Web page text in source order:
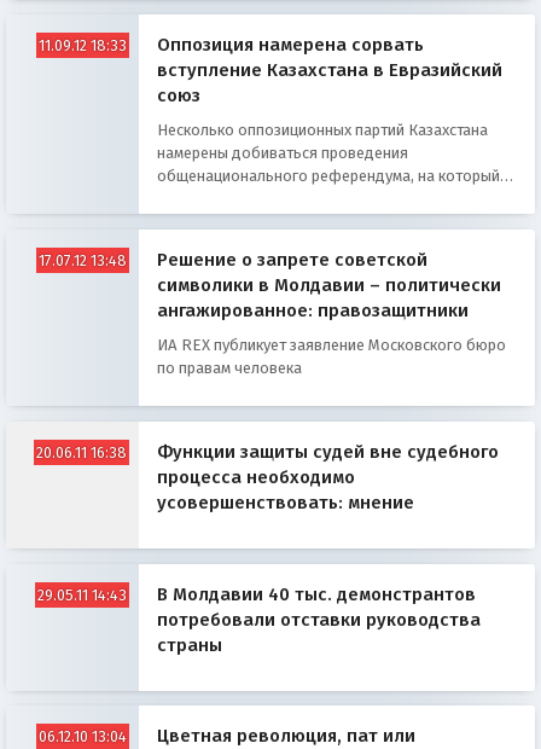
11.09.12 18:33
Оппозиция намерена сорвать
вступление Казахстана в Евразийский
союз
Несколько оппозиционных партий Казахстана
намерены добиваться проведения
общенационального референдума, на который
17.07.12 13:48
Решение о запрете советской
символики в Молдавии – политически
ангажированное: правозащитники
ИА REX публикует заявление Московского бюро
по правам человека
20.06.11 16:38
Функции защиты судей вне судебного
процесса необходимо
усовершенствовать: мнение
29.05.11 14:43
В Молдавии 40 тыс. демонстрантов
потребовали отставки руководства
страны
06.12.10 13:04
Цветная революция, пат или